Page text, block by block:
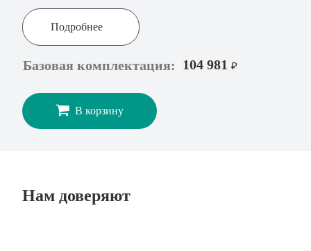
Подробнее
Базовая комплектация: 104 981 ₽
В корзину
Нам доверяют